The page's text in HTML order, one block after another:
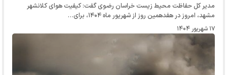
مدیر کل حفاظت محیط زیست خراسان رضوی گفت: کیفیت هوای کلانشهر
مشهد، امروز در هفدهمین روز از شهریور ماه ۱۴۰۴، برای…
۱۷ شهریور ۱۴۰۴